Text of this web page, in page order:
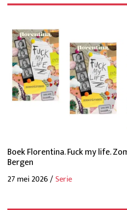
Boek Florentina. Fuck my life.
Bergen
27 mei 2026 /Serie